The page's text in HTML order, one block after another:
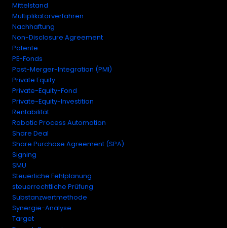
Mittelstand
Multiplikatorverfahren
Nachhaftung
Non-Disclosure Agreement
Patente
PE-Fonds
Post-Merger-Integration (PMI)
Private Equity
Private-Equity-Fond
Private-Equity-Investition
Rentabilität
Robotic Process Automation
Share Deal
Share Purchase Agreement (SPA)
Signing
SMU
Steuerliche Fehlplanung
steuerrechtliche Prüfung
Substanzwertmethode
Synergie-Analyse
Target